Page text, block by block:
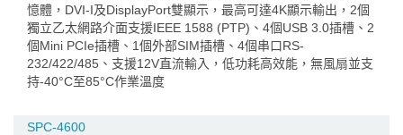
憶體，DVI-I及DisplayPort雙顯示，最高可達4K顯示輸出，2個
獨立乙太網路介面支援IEEE 1588 (PTP)、4個USB 3.0插槽、2
個Mini PCIe插槽、1個外部SIM插槽、4個串口RS-
232/422/485、支援12V直流輸入，低功耗高效能，無風扇並支
持-40°C至85°C作業溫度
SPC-4600